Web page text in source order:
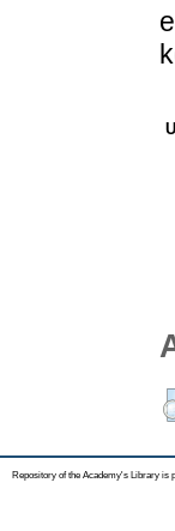
Repository of the Academy's Library is